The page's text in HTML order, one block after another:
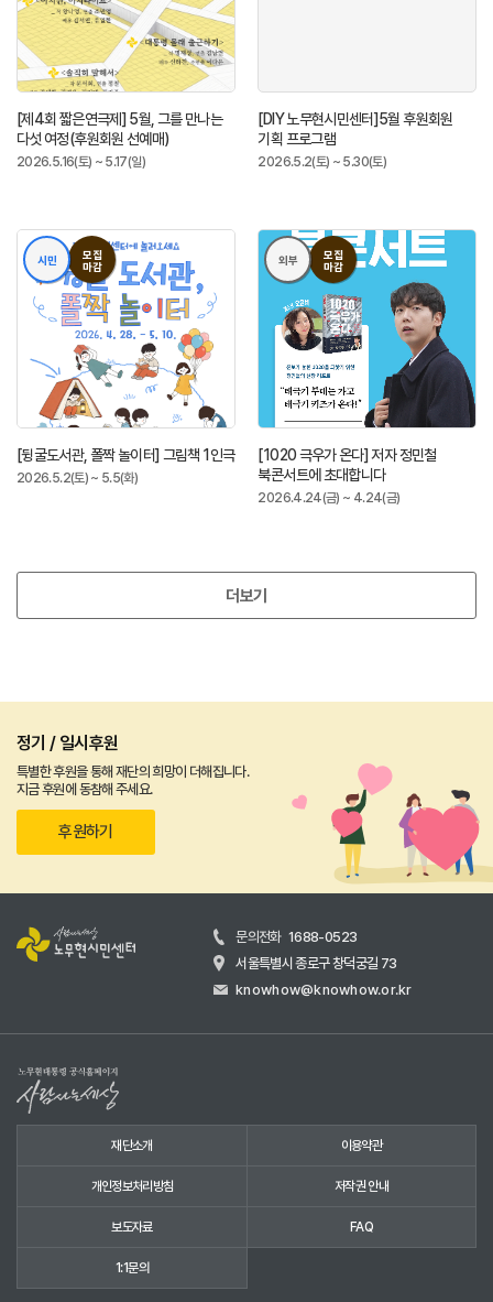
[제4회 짧은연극제] 5월, 그를 만나는
다섯 여정(후원회원 선예매)
2026.5.16(토) ~ 5.17(일)
[DIY 노무현시민센터]5월 후원회원
기획 프로그램
2026.5.2(토) ~ 5.30(토)
시민
모집
마감
[뒹굴도서관, 폴짝 놀이터] 그림책 1인극
2026.5.2(토) ~ 5.5(화)
외부
모집
마감
[1020 극우가 온다] 저자 정민철
북콘서트에 초대합니다
2026.4.24(금) ~ 4.24(금)
더보기
정기 / 일시후원
특별한 후원을 통해 재단의 희망이 더해집니다.
지금 후원에 동참해 주세요.
후원하기
문의전화 1688-0523
서울특별시 종로구 창덕궁길 73
knowhow@knowhow.or.kr
재단소개 이용약관
개인정보처리방침 저작권 안내
보도자료 FAQ
1:1문의